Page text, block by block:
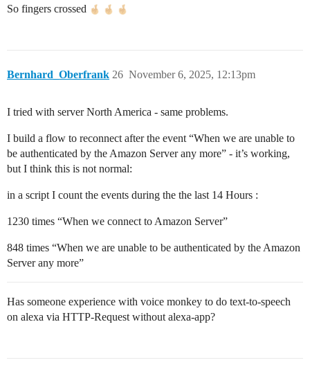
So fingers crossed
Bernhard_Oberfrank November 6, 2025, 12:13pm
26
I tried with server North America - same problems.
I build a flow to reconnect after the event “When we are unable to
be authenticated by the Amazon Server any more” - it’s working,
but I think this is not normal:
in a script I count the events during the the last 14 Hours :
1230 times “When we connect to Amazon Server”
848 times “When we are unable to be authenticated by the Amazon
Server any more”
Has someone experience with voice monkey to do text-to-speech
on alexa via HTTP-Request without alexa-app?